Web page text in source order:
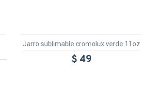
Jarro sublimable cromolux verde 11oz
$ 49